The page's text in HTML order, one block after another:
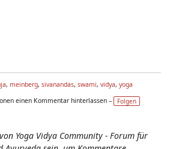
, meinberg, sivanandas, swami, vidya, yoga
einen Kommentar hinterlassen –
Folgen
Yoga Vidya Community - Forum für